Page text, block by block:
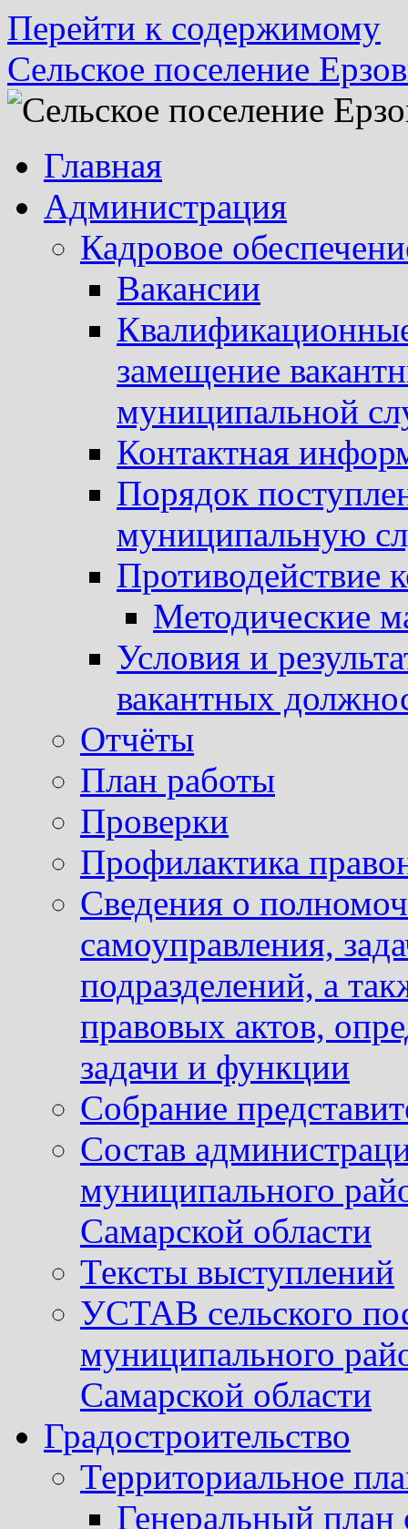
Перейти к содержимому
Сельское поселение
Главная
Администрация
Кадровое
Вакансии
замещение
муниципальной
Контактная
Порядок
муниципальную
Противодействие
Методические
Условия и
вакантных
Отчёты
План работы
Проверки
Профилактика
Сведения о
самоуправления,
подразделений, а
правовых актов,
задачи и функции
Собрание
Состав
муниципального
Самарской области
Тексты выступлений
УСТАВ сельского
муниципального
Самарской области
Градостроительство
Территориальное
Генеральный план